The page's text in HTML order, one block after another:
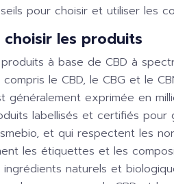
pour choisir et utiliser les
choisir les produits
à base de CBD à
le CBD, le CBG et le
généralement exprimée en
labellisés et certifiés
et qui respectent les
les étiquettes et les
ingrédients naturels et